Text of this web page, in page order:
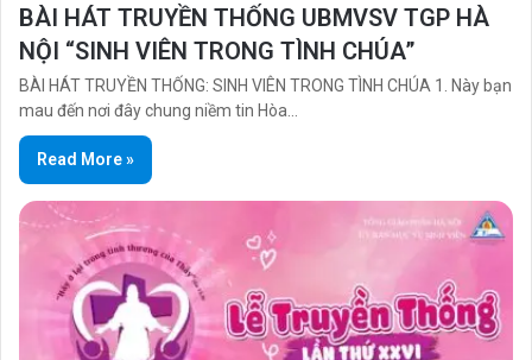
BÀI HÁT TRUYỀN THỐNG UBMVSV TGP HÀ
NỘI “SINH VIÊN TRONG TÌNH CHÚA”
BÀI HÁT TRUYỀN THỐNG: SINH VIÊN TRONG TÌNH CHÚA 1. Này bạn
mau đến nơi đây chung niềm tin Hòa…
Read More »